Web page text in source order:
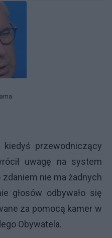
przewodniczący
uwagę na system
nie ma żadnych
głosów odbywało się
za pomocą kamer w
Obywatela.